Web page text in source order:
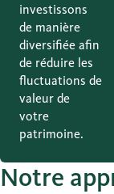
investissons
de manière
diversifiée afin
de réduire les
fluctuations de
valeur de
votre
patrimoine.
Notre